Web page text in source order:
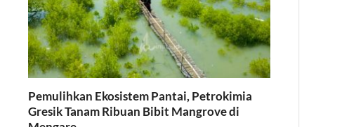
Pemulihkan Ekosistem Pantai, Petrokimia
Gresik Tanam Ribuan Bibit Mangrove di